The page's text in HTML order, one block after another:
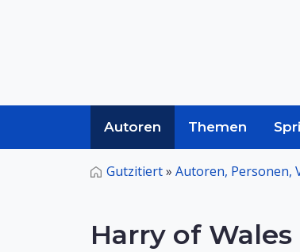
Autoren Themen
Gutzitiert» Autoren, Personen,
Harry of Wales